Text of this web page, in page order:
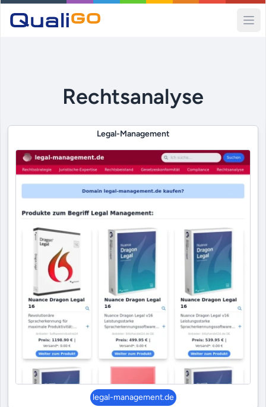
Rechtsanalyse
Legal-Management
legal-management.de